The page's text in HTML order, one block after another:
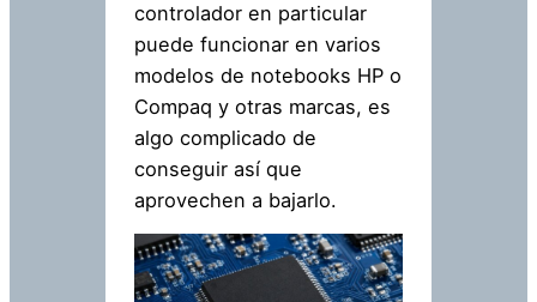
controlador en particular
puede funcionar en varios
modelos de notebooks HP o
Compaq y otras marcas, es
algo complicado de
conseguir así que
aprovechen a bajarlo.